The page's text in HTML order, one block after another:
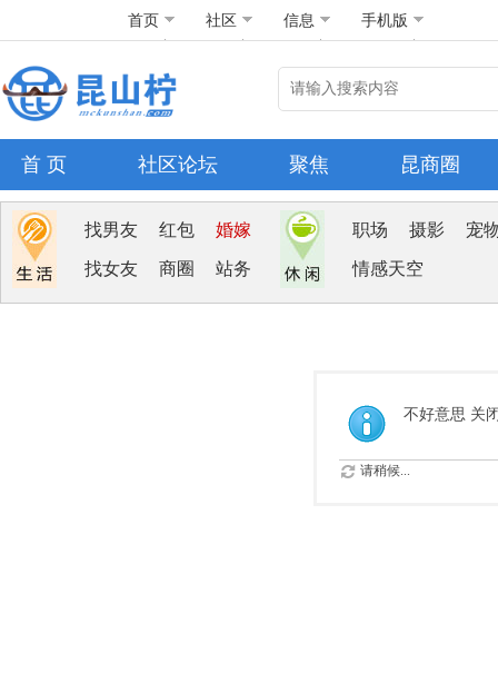
首页 社区 信息 手机版
首 页 社区论坛 聚焦 昆商圈
找男友 红包 婚嫁
找女友 商圈 站务
职场 摄影 宠
情感天空
不好意思 关
请稍候...